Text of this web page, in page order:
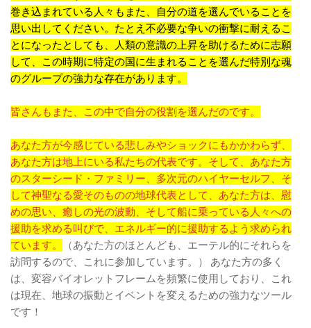
巻き込まれている人々もまた、自分の道を選んでいることを
思い出してください。たとえ不必要な争いの衝撃に耐えるこ
とになったとしても、人類の意識の上昇を助けるために志願
して、この時期に特定の国に生まれることを選んだ特別な魂
のグループの強力な存在があります。
皆さんもまた、この中で自分の役割を選んだのです。
あなた方が今感じている悲しみやショックにもかかわらず、
あなた方は地上にいる私たちの代表です。そして、あなた方
のスターシード・ファミリー、多次元のハイヤーセルフ、そ
して神聖なる愛そのものの地球代表として、あなた方は、慰
めの思い、癒しの光の波動、そして船に乗っている人々への
援助を求める叫びで、エネルギー的に援助するよう求められ
ています。
（あなた方のほとんども、エーテル的にそれらを
訪問するので、これに参加しています。） あなた方の多く
は、変容バイオレットフレームを頻繁に使用しており、これ
は現在、地球の振動とイベントを変えるための強力なツール
です！